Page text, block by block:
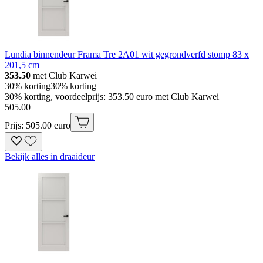
Lundia binnendeur Frama Tre 2A01 wit gegrondverfd stomp 83 x
201,5 cm
353.50 met Club Karwei
30% korting30% korting
30% korting, voordeelprijs: 353.50 euro met Club Karwei
505.00
Prijs: 505.00 euro
Bekijk alles in draaideur